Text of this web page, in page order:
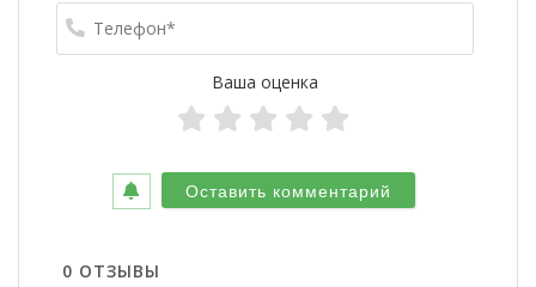
Ваша оценка
0 ОТЗЫВЫ